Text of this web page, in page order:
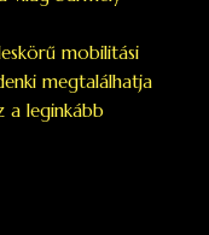
mobilitási
megtalálhatja
a leginkább